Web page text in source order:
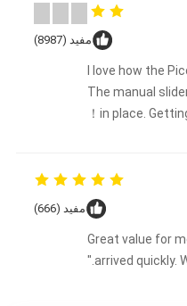
مفيد (8987)
"I love how the
The manual
in place.
مفيد (666)
"Great value for
arrived quickly.